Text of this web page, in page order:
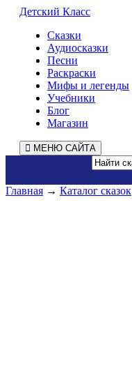
Детский Класс
Сказки
Аудиосказки
Песни
Раскраски
Мифы и легенды
Учебники
Блог
Магазин
МЕНЮ САЙТА
Главная → Каталог сказок